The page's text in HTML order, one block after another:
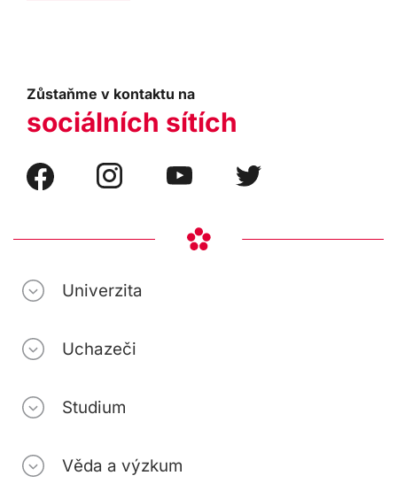
Zůstaňme v kontaktu na
sociálních sítích
Univerzita
Uchazeči
Studium
Věda a výzkum